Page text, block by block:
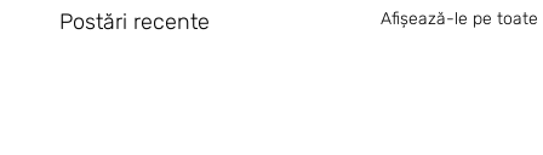
Postări recente Afișează-le pe toate